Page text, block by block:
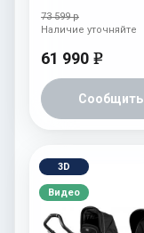
73 599 р
61 990 e
Сообщить
Наличие уточняйте
3D
Видео